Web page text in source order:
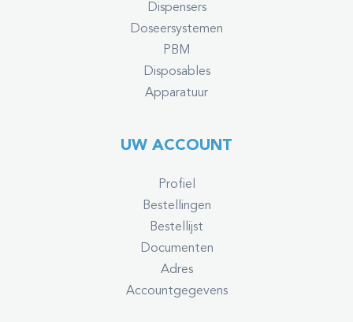
Dispensers
Doseersystemen
PBM
Disposables
Apparatuur
UW ACCOUNT
Profiel
Bestellingen
Bestellijst
Documenten
Adres
Accountgegevens